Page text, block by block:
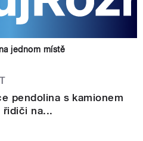
jednom místě
pendolina s kamionem
řidiči na...